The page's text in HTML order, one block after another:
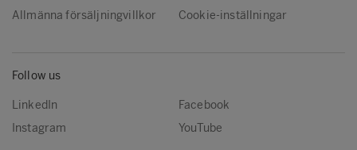
Allmänna försäljningvillkor
Cookie-inställningar
Follow us
LinkedIn
Facebook
Instagram
YouTube